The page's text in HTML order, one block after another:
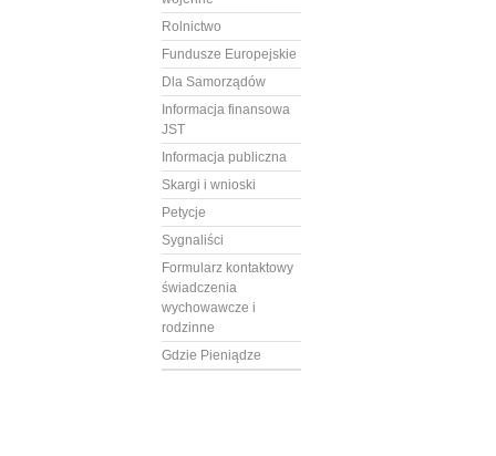
Rolnictwo
Fundusze Europejskie
Dla Samorządów
Informacja finansowa
JST
Informacja publiczna
Skargi i wnioski
Petycje
Sygnaliści
Formularz kontaktowy
świadczenia
wychowawcze i
rodzinne
Gdzie Pieniądze